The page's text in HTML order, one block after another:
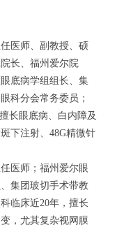
医师、副教授、硕
长、福州爱尔院
底病学组组长、集
科分会常务委员；
长眼底病、白内障及
下注射、48G精微针
医师；福州爱尔眼
集团玻切手术带教
临床近20年，擅长
，尤其复杂视网膜